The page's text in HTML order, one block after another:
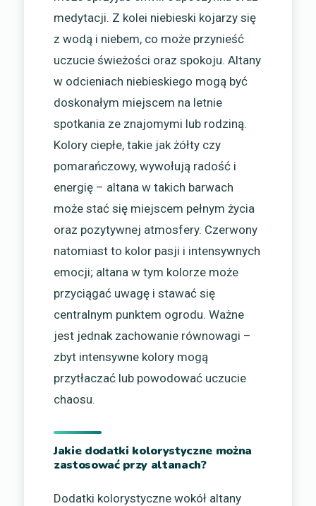
medytacji. Z kolei niebieski kojarzy się
z wodą i niebem, co może przynieść
uczucie świeżości oraz spokoju. Altany
w odcieniach niebieskiego mogą być
doskonałym miejscem na letnie
spotkania ze znajomymi lub rodziną.
Kolory ciepłe, takie jak żółty czy
pomarańczowy, wywołują radość i
energię – altana w takich barwach
może stać się miejscem pełnym życia
oraz pozytywnej atmosfery. Czerwony
natomiast to kolor pasji i intensywnych
emocji; altana w tym kolorze może
przyciągać uwagę i stawać się
centralnym punktem ogrodu. Ważne
jest jednak zachowanie równowagi –
zbyt intensywne kolory mogą
przytłaczać lub powodować uczucie
chaosu.
Jakie dodatki kolorystyczne można
zastosować przy altanach?
Dodatki kolorystyczne wokół altany